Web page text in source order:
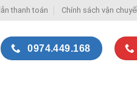
thanh toán Chính sách vận
0974.449.168